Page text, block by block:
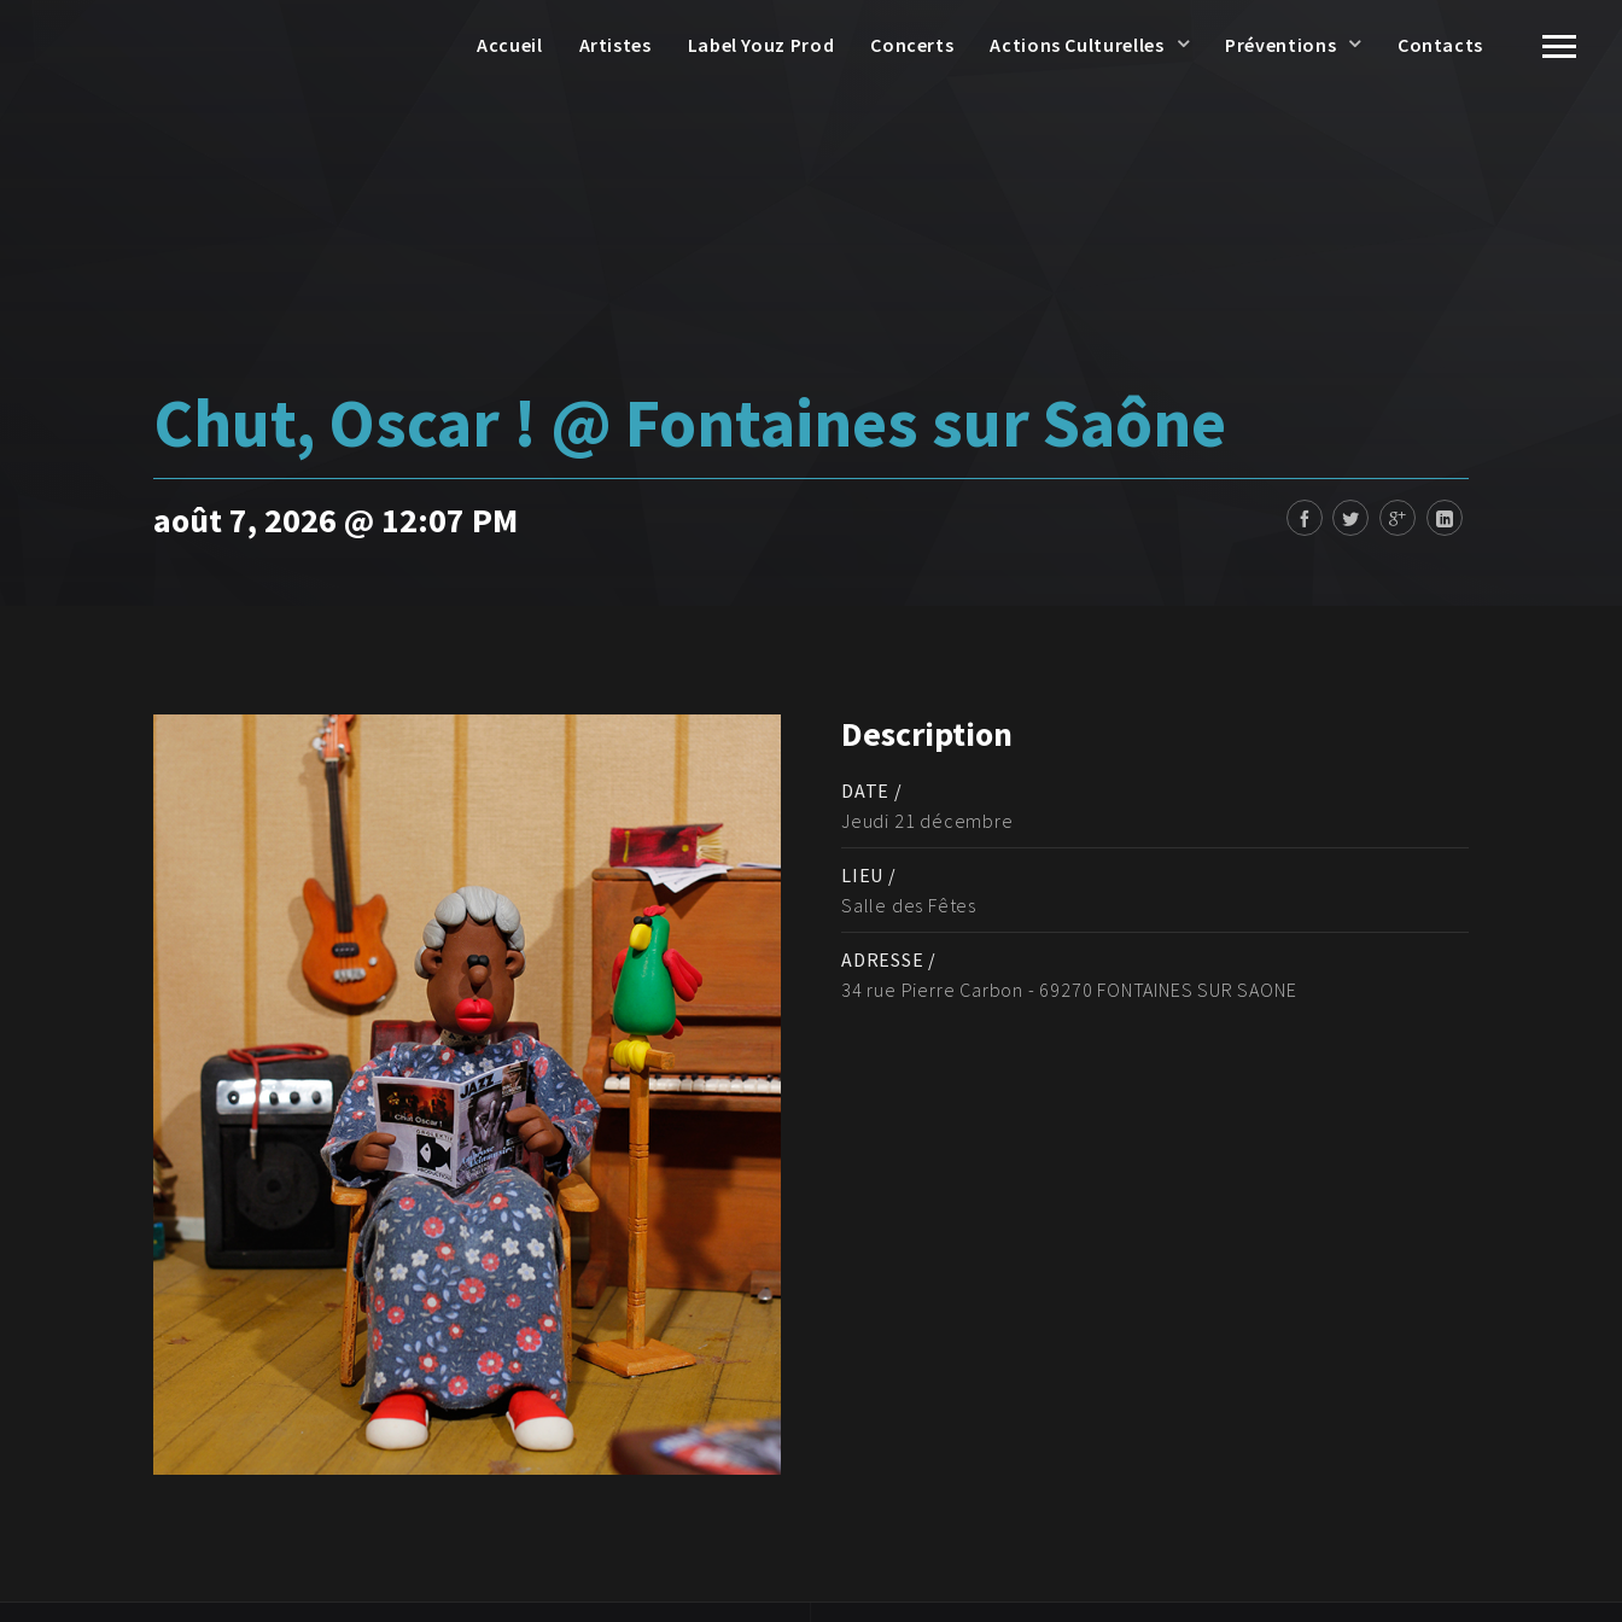
Accueil Artistes Label Youz Prod Concerts Actions Culturelles Préventions Contacts
Chut, Oscar ! @ Fontaines sur Saône
août 7, 2026 @ 12:07 PM
Description
DATE /
Jeudi 21 décembre
LIEU /
Salle des Fêtes
ADRESSE /
34 rue Pierre Carbon - 69270 FONTAINES SUR SAONE